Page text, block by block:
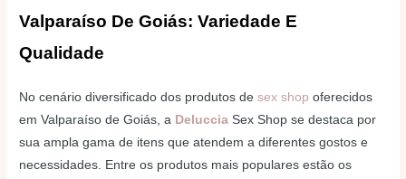
Valparaíso De Goiás: Variedade E
Qualidade
No cenário diversificado dos produtos desex shop oferecidos
em Valparaíso de Goiás, a Deluccia Sex Shop se destaca por
sua ampla gama de itens que atendem a diferentes gostos e
necessidades. Entre os produtos mais populares estão os